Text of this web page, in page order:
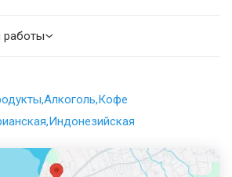
работы
Алкоголь Кофе
Индонезийская